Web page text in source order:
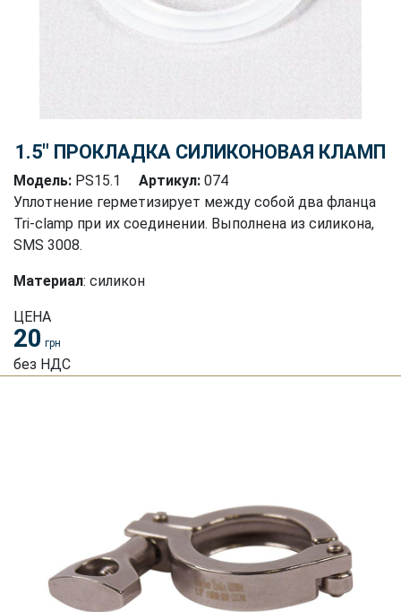
1.5″ ПРОКЛАДКА СИЛИКОНОВАЯ КЛАМП
Модель: PS15.1 Артикул: 074
Уплотнение герметизирует между собой два фланца
Tri-clamp при их соединении. Выполнена из силикона,
SMS 3008.
Материал: силикон
ЦЕНА
20 грн
без НДС